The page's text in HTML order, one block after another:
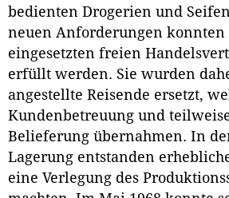
bedienten Drogerien und
neuen Anforderungen konnten
eingesetzten freien
erfüllt werden. Sie wurden
angestellte Reisende ersetzt,
Kundenbetreuung und
Belieferung übernahmen. In
Lagerung entstanden
eine Verlegung des